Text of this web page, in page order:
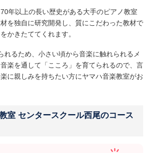
年以上の長い歴史がある大手のピアノ教室
を独自に研究開発し、質にこだわった教材で
かきたててくれます。
れるため、小さい頃から音楽に触れられるメ
楽を通して「こころ」を育てられるので、言
に親しみを持ちたい方にヤマハ音楽教室がお
室 センタースクール西尾のコース